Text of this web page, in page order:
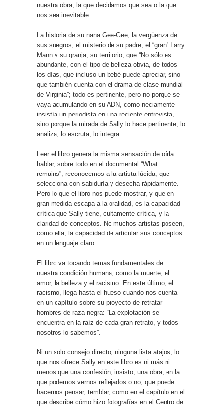
nuestra obra, la que decidamos que sea o la que
nos sea inevitable.
La historia de su nana Gee-Gee, la vergüenza de
sus suegros, el misterio de su padre, el “gran” Larry
Mann y su granja, su territorio, que “No sólo es
abundante, con el tipo de belleza obvia, de todos
los días, que incluso un bebé puede apreciar, sino
que también cuenta con el drama de clase mundial
de Virginia”; todo es pertinente, pero no porque se
vaya acumulando en su ADN, como neciamente
insistía un periodista en una reciente entrevista,
sino porque la mirada de Sally lo hace pertinente, lo
analiza, lo escruta, lo integra.
Leer el libro genera la misma sensación de oírla
hablar, sobre todo en el documental “What
remains”, reconocemos a la artista lúcida, que
selecciona con sabiduría y desecha rápidamente.
Pero lo que el libro nos puede mostrar, y que en
gran medida escapa a la oralidad, es la capacidad
crítica que Sally tiene, cultamente crítica, y la
claridad de conceptos. No muchos artistas poseen,
como ella, la capacidad de articular sus conceptos
en un lenguaje claro.
El libro va tocando temas fundamentales de
nuestra condición humana, como la muerte, el
amor, la belleza y el racismo. En este último, el
racismo, llega hasta el hueso cuando nos cuenta
en un capítulo sobre su proyecto de retratar
hombres de raza negra: “La explotación se
encuentra en la raíz de cada gran retrato, y todos
nosotros lo sabemos”.
Ni un solo consejo directo, ninguna lista atajos, lo
que nos ofrece Sally en este libro es ni más ni
menos que una confesión, insisto, una obra, en la
que podemos vernos reflejados o no, que puede
hacernos pensar, temblar, como en el capítulo en el
que describe cómo hizo fotografías en el Centro de